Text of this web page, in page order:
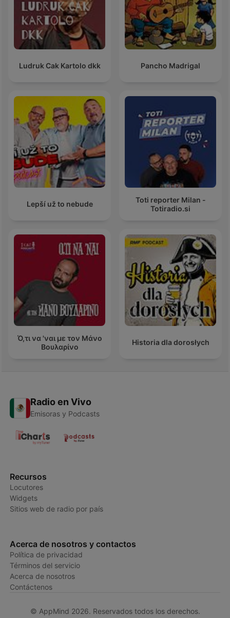
Ludruk Cak Kartolo dkk Pancho Madrigal
Lepší už to nebude
Toti reporter Milan -
Totiradio.si
Ό,τι να 'ναι με τον Μάνο
Βουλαρίνο
Historia dla dorosłych
Radio en Vivo
Emisoras y Podcasts
Recursos
Locutores
Widgets
Sitios web de radio por país
Acerca de nosotros y contactos
Política de privacidad
Términos del servicio
Acerca de nosotros
Contáctenos
© AppMind 2026. Reservados todos los derechos.